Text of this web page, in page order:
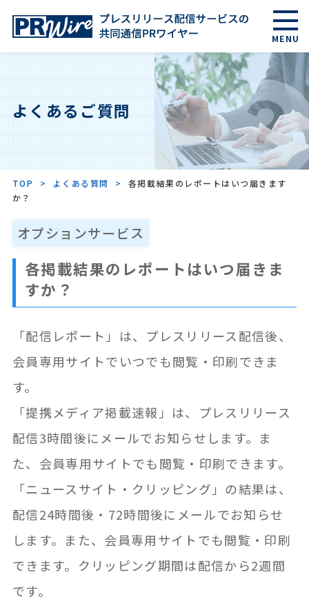
MENU
AI検索/LLMO
料金
よくあるご質問
各種ご案内
新規会員登録
PR成功のヒント
よくあるご質問
TOP よくある質問
各掲載結果のレポートはいつ届きます
か？
オプションサービス
各掲載結果のレポートはいつ届きま
すか？
「配信レポート」は、プレスリリース配信後、
会員専用サイトでいつでも閲覧・印刷できま
す。
「提携メディア掲載速報」は、プレスリリース
配信3時間後にメールでお知らせします。ま
た、会員専用サイトでも閲覧・印刷できます。
「ニュースサイト・クリッピング」の結果は、
配信24時間後・72時間後にメールでお知らせ
します。また、会員専用サイトでも閲覧・印刷
できます。クリッピング期間は配信から2週間
です。